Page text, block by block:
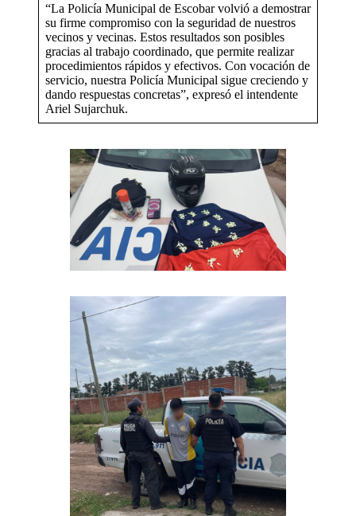
“La Policía Municipal de Escobar volvió a demostrar
su firme compromiso con la seguridad de nuestros
vecinos y vecinas. Estos resultados son posibles
gracias al trabajo coordinado, que permite realizar
procedimientos rápidos y efectivos. Con vocación de
servicio, nuestra Policía Municipal sigue creciendo y
dando respuestas concretas”, expresó el intendente
Ariel Sujarchuk.